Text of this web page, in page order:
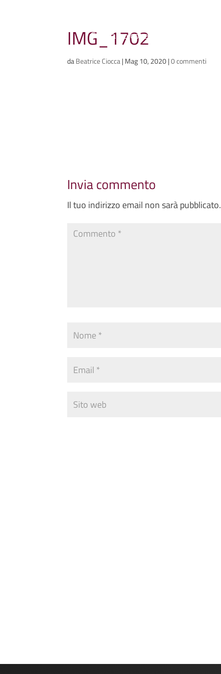
Scriviamo cose, intervistiamo gente
IMG_1702
daBeatrice Ciocca|Mag 10, 2020|0 commenti
Invia commento
Il tuo indirizzo email non sarà pubblicato.